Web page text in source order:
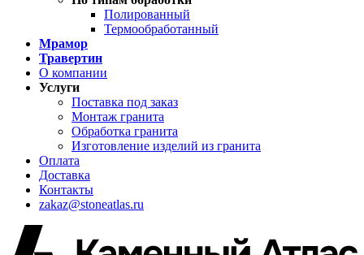
Полированный
Термообработанный
Мрамор
Травертин
О компании
Услуги
Поставка под заказ
Монтаж гранита
Обработка гранита
Изготовление изделий из гранита
Оплата
Доставка
Контакты
zakaz@stoneatlas.ru